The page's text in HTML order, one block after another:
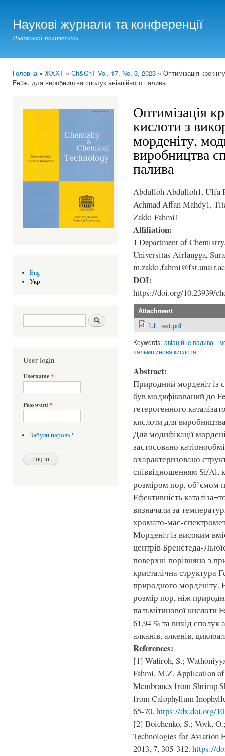
Наукові журнали та конференції
Львівської політехніки
You are here
Головна» ЖХХТ » Ch&ChT Vol. 17, No. 3, 2023 » Оптимізація
Fe3+, для виробництва сполук авіаційного палива
Eng
Укр
Search form Шукати
User login
Username*
Password *
Забули пароль?
Оптимізація
кислоти з
морденіту,
виробництва
палива
Abdulloh Abdulloh1, Ulfa
Achmad Affan Mahdy1,
Zakki Fahmi1
Affiliation:
1 Department of
Universitas Airlangga,
DOI:
https://doi.org/10.23939/
Attachment
full_text.pdf
Keywords: авіаційне паливо
пальмітинова кислота
Abstract:
Природний морденіт із
був модифікований до
гетерогенного
кислоти для
Для модифікації
застосовано
охарактеризовано
співвідношенням Si/Al,
розміром пор, об’ємом
Ефективність
визначали за
хромато-мас-
Морденіт із високим
центрів Бренстеда-
поверхні порівняно з
кристалічна структура
природного морденіту.
розмір пор, ніж
пальмітинової кислоти
61,94 % та вихід сполук
алканів, алкенів,
References:
[1] Wafiroh, S.;
Fahmi, M.Z. Application
Membranes from Shrimp
from Calophyllum
65-70. https://dx.doi.org/
[2] Boichenko, S.; Vovk,
Technologies for Aviation
2013, 7, 305-312. https://